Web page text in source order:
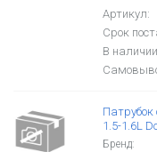
Артикул:
Срок
В
Патрубок
1.5-1.6L
Бренд: